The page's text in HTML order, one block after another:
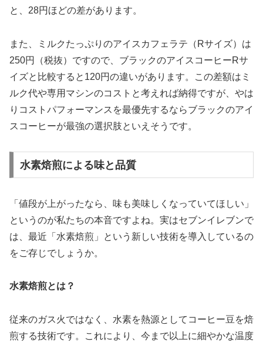
と、28円ほどの差があります。
また、ミルクたっぷりのアイスカフェラテ（Rサイズ）は
250円（税抜）ですので、ブラックのアイスコーヒーRサ
イズと比較すると120円の違いがあります。この差額はミ
ルク代や専用マシンのコストと考えれば納得ですが、やは
り コストパフォーマンスを最優先するならブラックのアイ
スコーヒーが最強の選択肢といえそうです。
水素焙煎による味と品質
「値段が上がったなら、味も美味しくなっていてほしい」
というのが私たちの本音ですよね。実はセブンイレブンで
は、最近「水素焙煎」という新しい技術を導入しているの
をご存じでしょうか。
水素焙煎とは？
従来のガス火ではなく、水素を熱源としてコーヒー豆を焙
煎する技術です。これにより、今まで以上に細やかな温度